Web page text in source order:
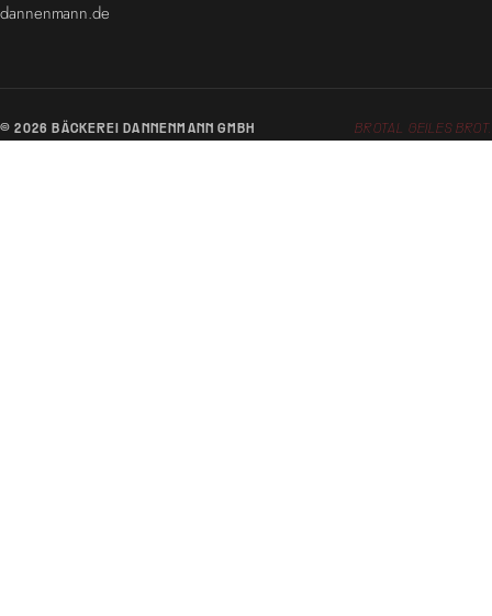
dannenmann.de
© 2026 BÄCKEREI DANNENMANN GMBH BROTAL GEILES BROT.